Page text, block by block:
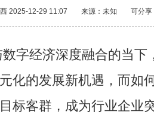
2025-12-29 11:07 来源：未知 可分享
字经济深度融合的当下
化的发展新机遇，而如
标客群，成为行业企业